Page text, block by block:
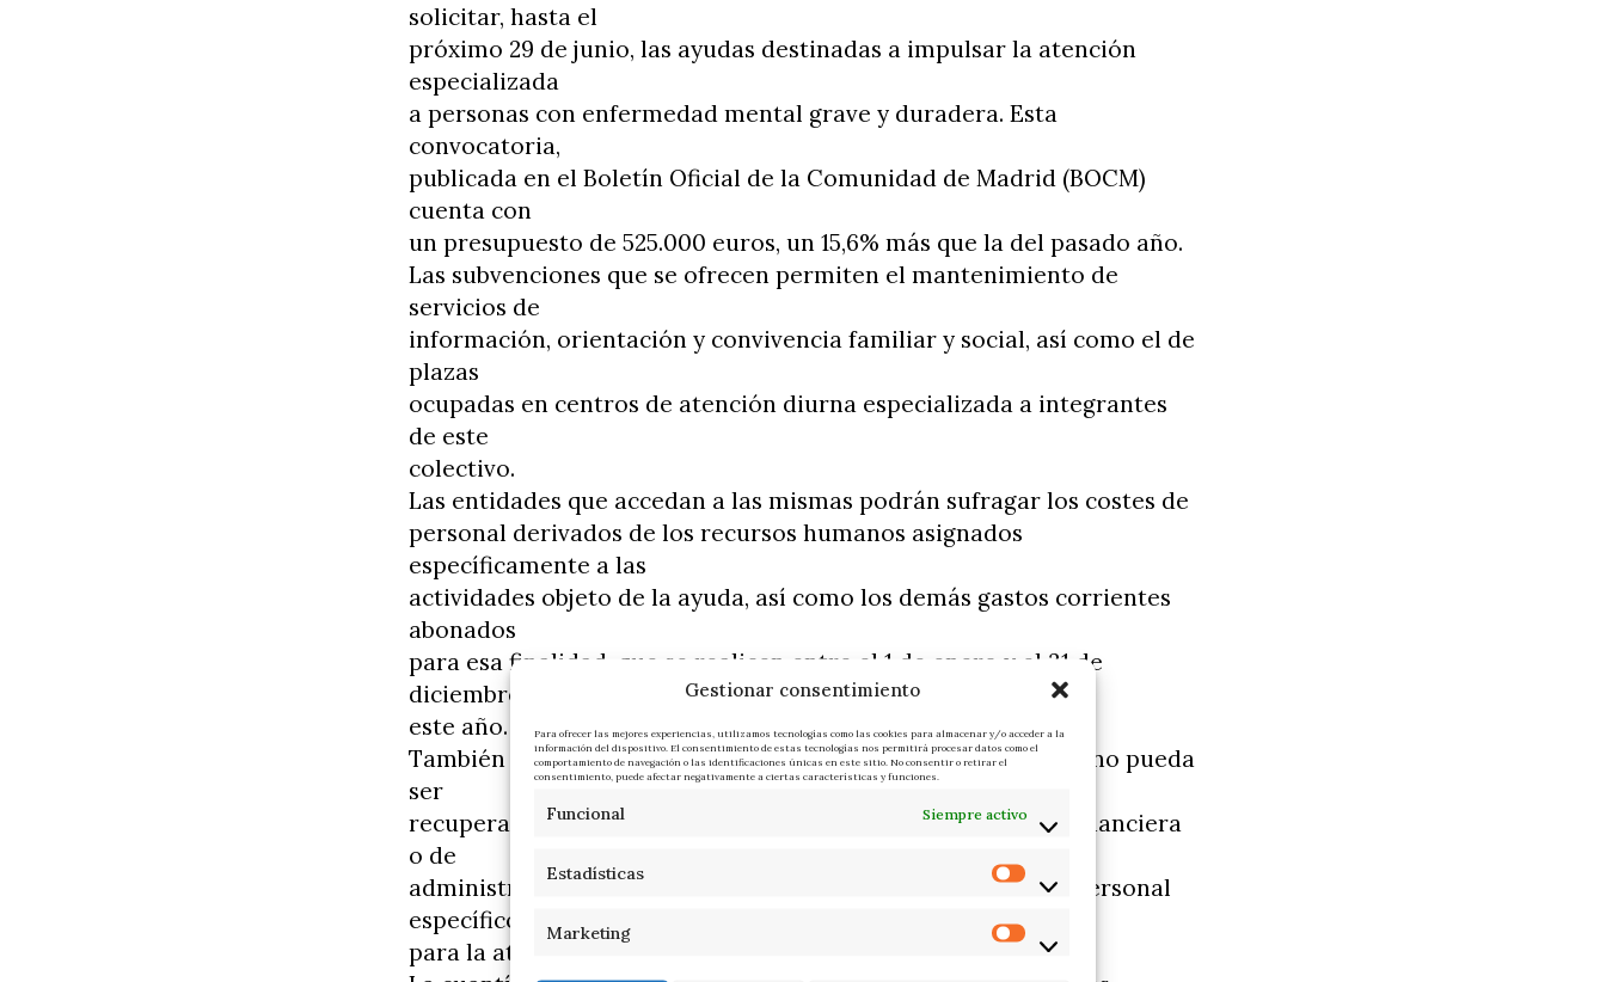
Gestionar consentimiento
Para ofrecer las mejores experiencias, utilizamos tecnologías como las cookies para almacenar y/o acceder a la
información del dispositivo. El consentimiento de estas tecnologías nos permitirá procesar datos como el
comportamiento de navegación o las identificaciones únicas en este sitio. No consentir o retirar el
consentimiento, puede afectar negativamente a ciertas características y funciones.
Funcional Siempre activo
Estadísticas
Marketing
solicitar, hasta el
próximo 29 de junio, las ayudas destinadas a impulsar la atención
especializada
a personas con enfermedad mental grave y duradera. Esta
convocatoria,
publicada en el Boletín Oficial de la Comunidad de Madrid (BOCM)
cuenta con
un presupuesto de 525.000 euros, un 15,6% más que la del pasado año.
Las subvenciones que se ofrecen permiten el mantenimiento de
servicios de
información, orientación y convivencia familiar y social, así como el de
plazas
ocupadas en centros de atención diurna especializada a integrantes
de este
colectivo.
Las entidades que accedan a las mismas podrán sufragar los costes de
personal derivados de los recursos humanos asignados
específicamente a las
actividades objeto de la ayuda, así como los demás gastos corrientes
abonados
para esa finalidad, que se realicen entre el 1 de enero y el 31 de
diciembre de
este año.
También se considerará susceptible de subvención el IVA que no pueda
ser
recuperado o compensado y los pagos de asesoría jurídica, financiera
o de
administración, así como los que genere la contratación de personal
específico
para la atención de plazas no concertadas en centros de día.